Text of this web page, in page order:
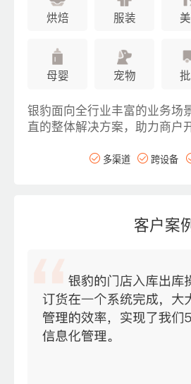
烘焙 服装
母婴 宠物
银豹面向全行业丰富的业务场
直的整体解决方案，助力商户
多渠道 跨设备
客户案